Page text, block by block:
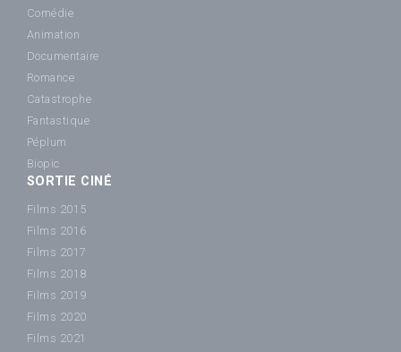
Comédie
Animation
Documentaire
Romance
Catastrophe
Fantastique
Péplum
Biopic
SORTIE CINÉ
Films 2015
Films 2016
Films 2017
Films 2018
Films 2019
Films 2020
Films 2021